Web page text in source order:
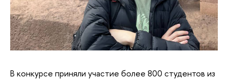
В конкурсе приняли участие более 800 студентов из